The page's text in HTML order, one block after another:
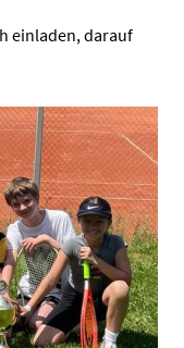
einladen, darauf